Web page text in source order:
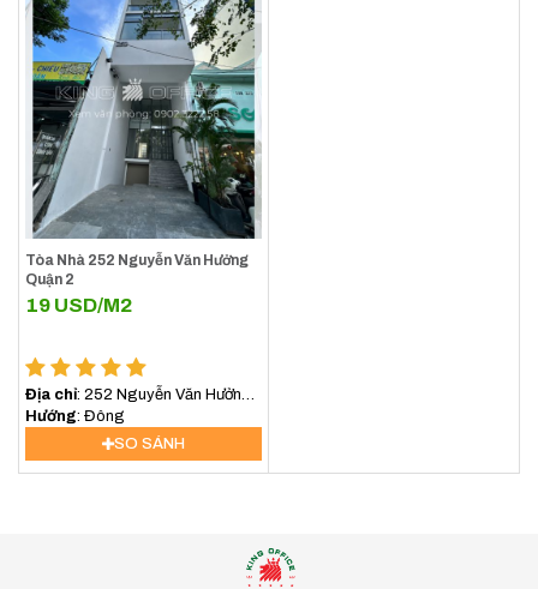
Tòa Nhà 252 Nguyễn Văn Hưởng
Quận 2
19 USD/M2
Địa chỉ: 252 Nguyễn Văn Hưởng,
An Khánh, Hồ Chí Minh, Việt Nam
Hướng : Đông
SO SÁNH